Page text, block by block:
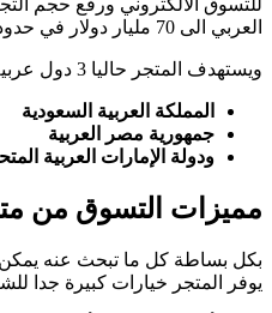
العربي الى 70 مليار دولار في حدود سنة 2030.
ويستهدف المتجر حاليا 3 دول عربية رئيسية هي :
المملكة العربية السعودية
جمهورية مصر العربية
ودولة الإمارات العربية
مميزات التسوق من
بكل بساطة كل ما تبحث عنه
يوفر المتجر خيارات كبيرة جدا